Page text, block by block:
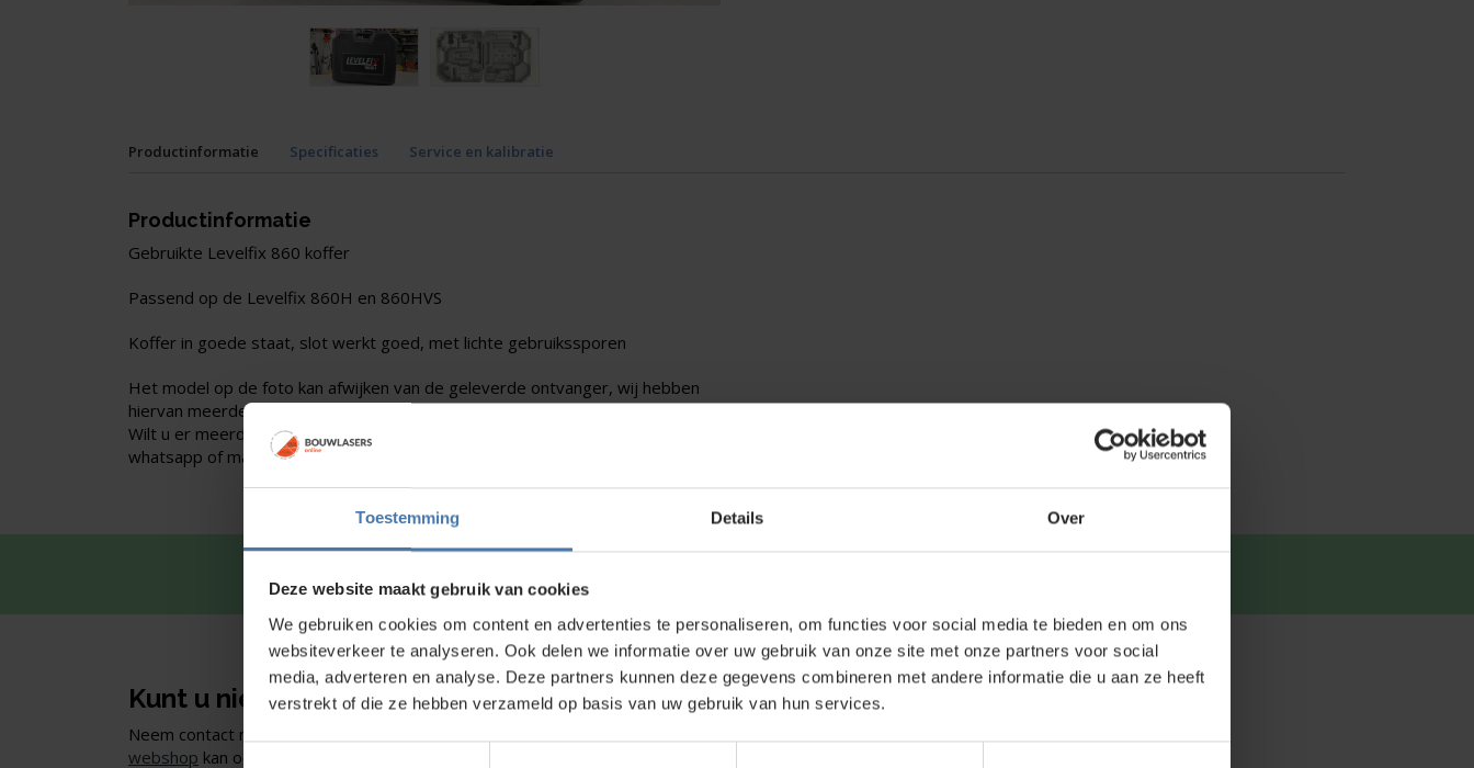
Toestemming Details Over
Deze website maakt gebruik van cookies
We gebruiken cookies om content en advertenties te personaliseren, om functies voor social media te bieden en om ons
websiteverkeer te analyseren. Ook delen we informatie over uw gebruik van onze site met onze partners voor social
media, adverteren en analyse. Deze partners kunnen deze gegevens combineren met andere informatie die u aan ze heeft
verstrekt of die ze hebben verzameld op basis van uw gebruik van hun services.
Productinformatie Specificaties Service en kalibratie
Productinformatie
Gebruikte Levelfix 860 koffer
Passend op de Levelfix 860H en 860HVS
Koffer in goede staat, slot werkt goed, met lichte gebruikssporen
Het model op de foto kan afwijken van de geleverde ontvanger, wij hebben
hiervan meerdere van op voorraad.
Wilt u er meerdere hebben? Vraag dan het actuele aantal op via telefoon,
whatsapp of mail.
Kunt u niet vinden wat u zoekt?
Neem contact met ons op of of bezoek onze showroom in Nieuwegein. Zelf rondkijken in de
webshop kan ook. Ontdek ons assortiment aan